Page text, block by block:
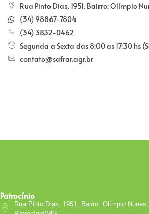
Rua Pinto Dias, 1951, Bairro: Olímpio
(34) 98867-7804
(34) 3832-0462
Segunda a Sexta das 8:00 as 17:30 hs
contato@safrar.agr.br
Patrocínio
Rua Pinto Dias, 1951, Bairro: Olímpio Nunes,